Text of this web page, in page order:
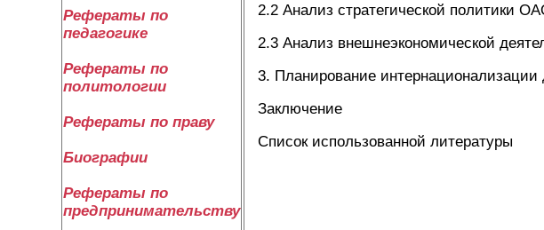
Рефераты по
педагогике
Рефераты по
политологии
Рефераты по праву
Биографии
Рефераты по
предпринимательству
2.2 Анализ стратегической политики
2.3 Анализ внешнеэкономической
3. Планирование
Заключение
Список использованной литературы